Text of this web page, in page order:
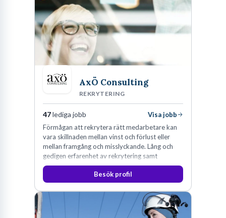
AxÖ Consulting
REKRYTERING
47lediga jobb
Visa jobb
Förmågan att rekrytera rätt medarbetare kan
vara skillnaden mellan vinst och förlust eller
mellan framgång och misslyckande. Lång och
gedigen erfarenhet av rekrytering samt
konsultverksamhet har lärt oss just det.
Besök profil